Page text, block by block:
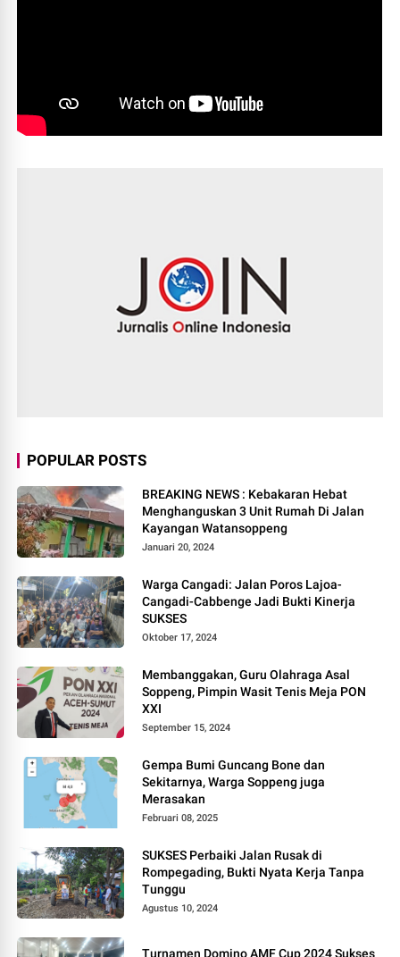
POPULAR POSTS
BREAKING NEWS : Kebakaran Hebat
Menghanguskan 3 Unit Rumah Di Jalan
Kayangan Watansoppeng
Januari 20, 2024
Warga Cangadi: Jalan Poros Lajoa-
Cangadi-Cabbenge Jadi Bukti Kinerja
SUKSES
Oktober 17, 2024
Membanggakan, Guru Olahraga Asal
Soppeng, Pimpin Wasit Tenis Meja PON
XXI
September 15, 2024
Gempa Bumi Guncang Bone dan
Sekitarnya, Warga Soppeng juga
Merasakan
Februari 08, 2025
SUKSES Perbaiki Jalan Rusak di
Rompegading, Bukti Nyata Kerja Tanpa
Tunggu
Agustus 10, 2024
Turnamen Domino AMF Cup 2024 Sukses